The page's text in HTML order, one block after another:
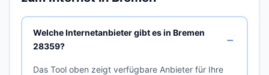
Welche Internetanbieter gibt es in Bremen
28359?
Das Tool oben zeigt verfügbare Anbieter für Ihre